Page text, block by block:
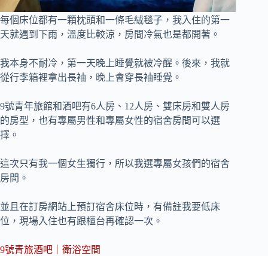
每個床位都有一顆枕頭和一條毛絨毯子，我入住的第一
天就遇到下雨，溫度比較涼，房間冷氣也是都開著。
我本身不耐冷，第一天晚上睡覺就被冷醒。後來，我就
從行李箱裡拿出長袖，晚上會穿長袖睡覺。
9號青年旅館和酒吧有6人房、12人房、雙床房和雙人房
的房型，也有專屬男性和專屬女性的宿舍房間可以選
擇。
這次只有我一個女生獨行，所以我選專屬女孩們的宿舍
房間。
並且在訂房網站上預訂宿舍床位時，有備註我要低床
位，現場入住也有跟櫃台再確認一次。
9號青旅酒吧｜衛浴空間